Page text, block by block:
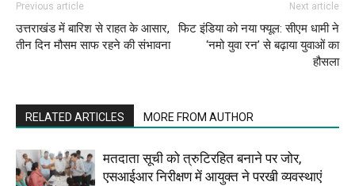
Previous article
उत्तराखंड में बारिश से राहत के आसार,
तीन दिन मौसम साफ रहने की संभावना
Next article
फिट इंडिया को नया फ्यूल: सीएम धामी ने
‘नमो युवा रन’ से बढ़ाया युवाओं का
हौसला
RELATED ARTICLES MORE FROM AUTHOR
मतदाता सूची को त्रुटिरहित बनाने पर जोर,
एसआईआर निरीक्षण में आयुक्त ने परखी व्यवस्थाएं